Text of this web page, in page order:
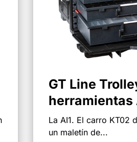
GT Line
herramientas
La AI1. El carro KT02
un maletín de...